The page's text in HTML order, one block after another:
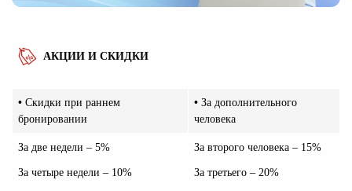
АКЦИИ И СКИДКИ
• Скидки при раннем
бронировании
• За дополнительного
человека
За две недели – 5%
За четыре недели – 10%
За второго человека – 15%
За третьего – 20%